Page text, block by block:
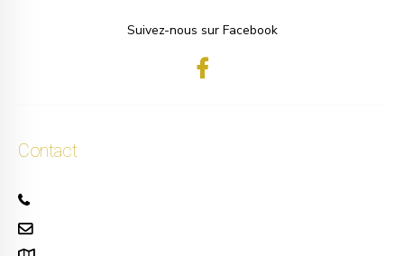
Suivez-nous sur Facebook
Contact